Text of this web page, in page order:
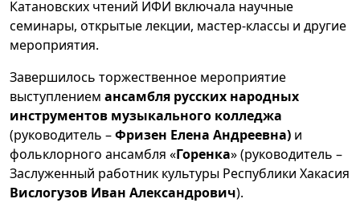
Катановских чтений ИФИ включала научные
семинары, открытые лекции, мастер-классы и другие
мероприятия.
Завершилось торжественное мероприятие
выступлением ансамбля русских народных
инструментов музыкального колледжа
(руководитель –Фризен Елена Андреевна) и
фольклорного ансамбля «Горенка» (руководитель –
Заслуженный работник культуры Республики Хакасия
Вислогузов Иван Александрович).